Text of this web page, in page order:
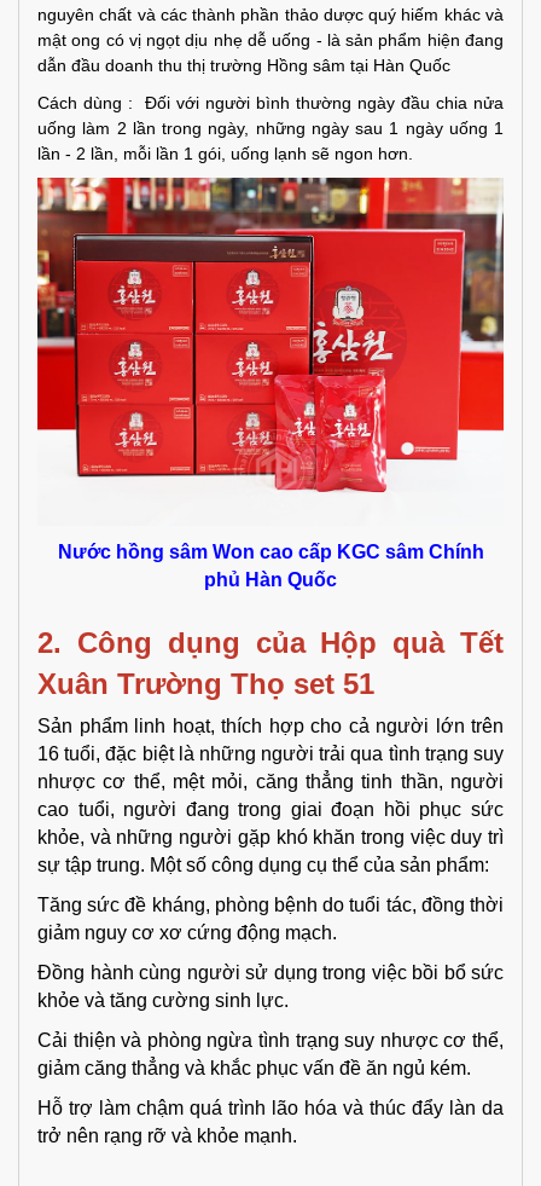
nguyên chất và các thành phần thảo dược quý hiếm khác và
mật ong có vị ngọt dịu nhẹ dễ uống - là sản phẩm hiện đang
dẫn đầu doanh thu thị trường Hồng sâm tại Hàn Quốc
Cách dùng : Đối với người bình thường ngày đầu chia nửa
uống làm 2 lần trong ngày, những ngày sau 1 ngày uống 1
lần - 2 lần, mỗi lần 1 gói, uống lạnh sẽ ngon hơn.
Nước hồng sâm Won cao cấp KGC sâm Chính
phủ Hàn Quốc
2. Công dụng của Hộp quà Tết
Xuân Trường Thọ set 51
Sản phẩm linh hoạt, thích hợp cho cả người lớn trên
16 tuổi, đặc biệt là những người trải qua tình trạng suy
nhược cơ thể, mệt mỏi, căng thẳng tinh thần, người
cao tuổi, người đang trong giai đoạn hồi phục sức
khỏe, và những người gặp khó khăn trong việc duy trì
sự tập trung. Một số công dụng cụ thể của sản phẩm:
Tăng sức đề kháng, phòng bệnh do tuổi tác, đồng thời
giảm nguy cơ xơ cứng động mạch.
Đồng hành cùng người sử dụng trong việc bồi bổ sức
khỏe và tăng cường sinh lực.
Cải thiện và phòng ngừa tình trạng suy nhược cơ thể,
giảm căng thẳng và khắc phục vấn đề ăn ngủ kém.
Hỗ trợ làm chậm quá trình lão hóa và thúc đẩy làn da
trở nên rạng rỡ và khỏe mạnh.